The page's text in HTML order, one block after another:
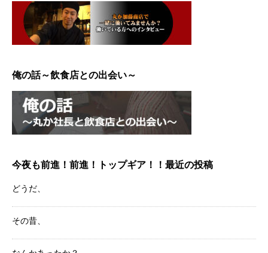
俺の話～飲食店との出会い～
今夜も前進！前進！トップギア！！最近の投稿
どうだ、
その昔、